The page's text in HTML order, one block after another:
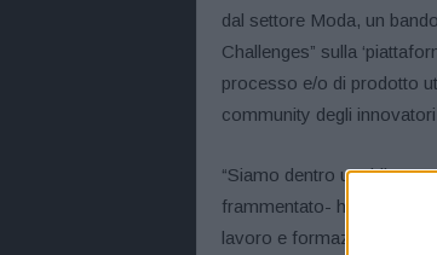
dal settore Moda, un
Challenges” sulla
processo e/o di prodotto
community degli
“Siamo dentro un
frammentato- ha
lavoro e formazione,